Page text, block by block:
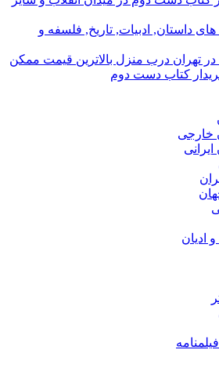
داستان, ادبیات, تاریخ, فلسفه و
در تهران درب منزل بالاترین قیمت ممکن
کتاب دست دوم
خارجی
ادیان